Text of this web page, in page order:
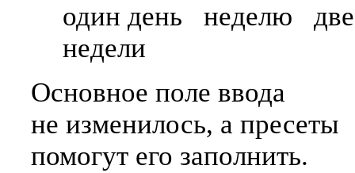
один день неделю
две
недели
Основное поле ввода
не изменилось, а пресеты
помогут его заполнить.